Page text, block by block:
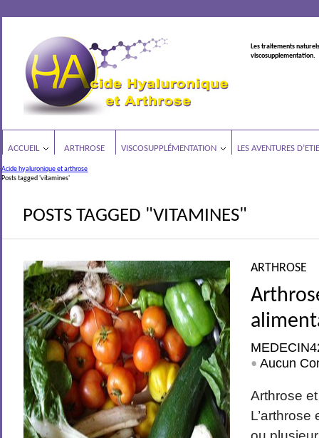
Les traitements
viscosupplementation.
ACCUEIL ARTHROSE VISCOSUPPLÉMENTATION LES AVENTURES
Acide hyaluronique et arthrose
Posts tagged 'vitamines'
POSTS TAGGED "VITAMINES"
ARTHROSE
•Aucun
Arthrose
L’arthrose